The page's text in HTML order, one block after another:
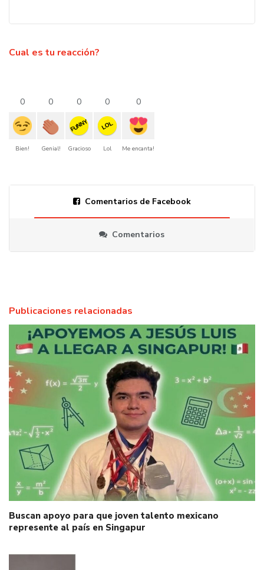
Cual es tu reacción?
0
Bien!
0
Genial!
0
FUNNY
Gracioso
0
LOL
Lol
0
Me encanta!
Comentarios de Facebook
Comentarios
Publicaciones relacionadas
Buscan apoyo para que joven talento mexicano
represente al país en Singapur